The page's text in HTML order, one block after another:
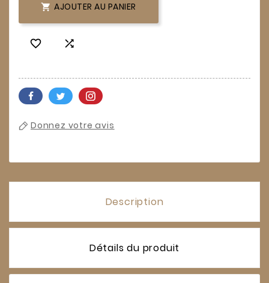
 AJOUTER AU PANIER
 
Donnez votre avis
Description
Détails du produit